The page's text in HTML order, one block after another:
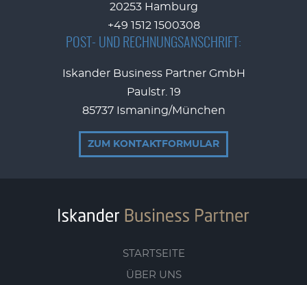
20253 Hamburg
+49 1512 1500308
POST- UND RECHNUNGSANSCHRIFT:
Iskander Business Partner GmbH
Paulstr. 19
85737 Ismaning/München
ZUM KONTAKTFORMULAR
STARTSEITE
ÜBER UNS